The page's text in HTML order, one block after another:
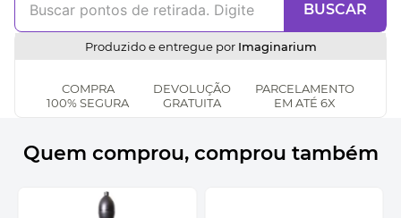
BUSCAR
Produzido e entregue por Imaginarium
COMPRA
100% SEGURA
DEVOLUÇÃO
GRATUITA
PARCELAMENTO
EM ATÉ 6X
Quem comprou, comprou também